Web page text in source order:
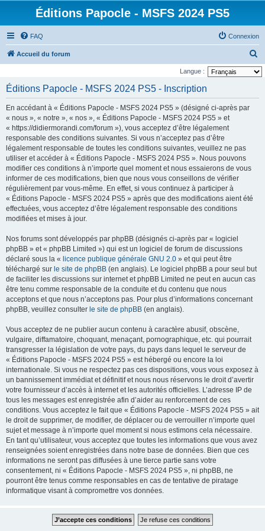
Éditions Papocle - MSFS 2024 PS5
FAQ Connexion
Accueil du forum
e
Langue :
Éditions Papocle - MSFS 2024 PS5 - Inscription
En accédant à « Éditions Papocle - MSFS 2024 PS5 » (désigné ci-après par
« nous », « notre », « nos », « Éditions Papocle - MSFS 2024 PS5 » et
« https://didiermorandi.com/forum »), vous acceptez d’être légalement
responsable des conditions suivantes. Si vous n’acceptez pas d’être
légalement responsable de toutes les conditions suivantes, veuillez ne pas
utiliser et accéder à « Éditions Papocle - MSFS 2024 PS5 ». Nous pouvons
modifier ces conditions à n’importe quel moment et nous essaierons de vous
informer de ces modifications, bien que nous vous conseillons de vérifier
régulièrement par vous-même. En effet, si vous continuez à participer à
« Éditions Papocle - MSFS 2024 PS5 » après que des modifications aient été
effectuées, vous acceptez d’être légalement responsable des conditions
modifiées et mises à jour.
Nos forums sont développés par phpBB (désignés ci-après par « logiciel
phpBB » et « phpBB Limited ») qui est un logiciel de forum de discussions
déclaré sous la « licence publique générale GNU 2.0 » et qui peut être
téléchargé sur le site de phpBB (en anglais). Le logiciel phpBB a pour seul but
de faciliter les discussions sur internet et phpBB Limited ne peut en aucun cas
être tenu comme responsable de la conduite et du contenu que nous
acceptons et que nous n’acceptons pas. Pour plus d’informations concernant
phpBB, veuillez consulter le site de phpBB (en anglais).
Vous acceptez de ne publier aucun contenu à caractère abusif, obscène,
vulgaire, diffamatoire, choquant, menaçant, pornographique, etc. qui pourrait
transgresser la législation de votre pays, du pays dans lequel le serveur de
« Éditions Papocle - MSFS 2024 PS5 » est hébergé ou encore la loi
internationale. Si vous ne respectez pas ces dispositions, vous vous exposez à
un bannissement immédiat et définitif et nous nous réservons le droit d’avertir
votre fournisseur d’accès à internet et les autorités officielles. L’adresse IP de
tous les messages est enregistrée afin d’aider au renforcement de ces
conditions. Vous acceptez le fait que « Éditions Papocle - MSFS 2024 PS5 » ait
le droit de supprimer, de modifier, de déplacer ou de verrouiller n’importe quel
sujet et message à n’importe quel moment si nous estimons cela nécessaire.
En tant qu’utilisateur, vous acceptez que toutes les informations que vous avez
renseignées soient enregistrées dans notre base de données. Bien que ces
informations ne seront pas diffusées à une tierce partie sans votre
consentement, ni « Éditions Papocle - MSFS 2024 PS5 », ni phpBB, ne
pourront être tenus comme responsables en cas de tentative de piratage
informatique visant à compromettre vos données.